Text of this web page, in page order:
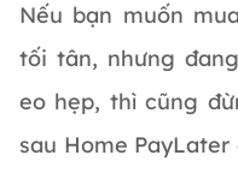
Nếu bạn muốn
tối tân, nhưng
eo hẹp, thì cũng
sau Home